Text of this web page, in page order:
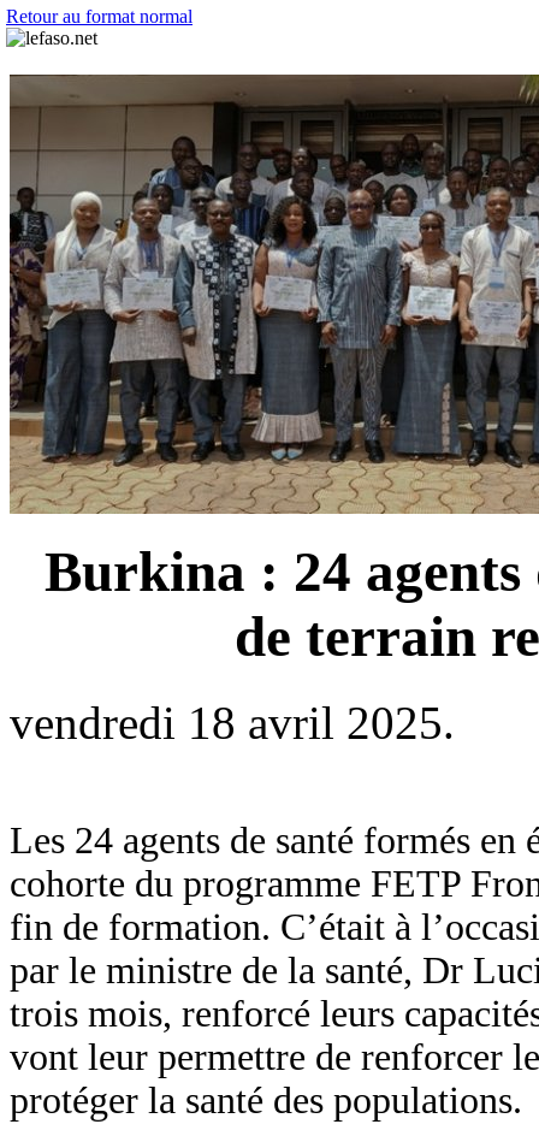
Retour au format normal
Burkina : 24 agents
de terrain
vendredi 18 avril 2025.
Les 24 agents de santé formés
cohorte du programme FETP
fin de formation. C’était à
par le ministre de la santé, Dr
trois mois, renforcé leurs
vont leur permettre de renforcer
protéger la santé des populations.